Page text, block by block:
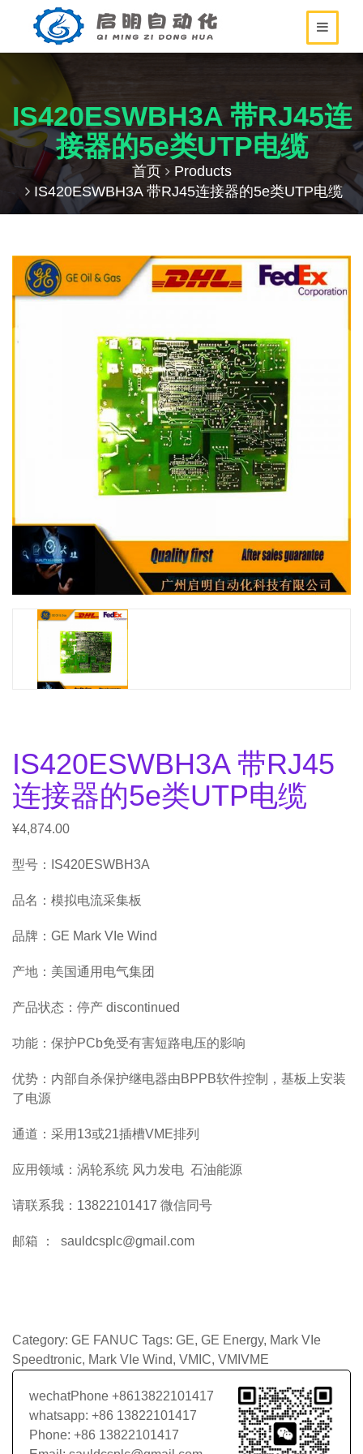
IS420ESWBH3A 带RJ45连
接器的5e类UTP电缆
首页
Products
IS420ESWBH3A 带RJ45连接器的5e类UTP电缆
IS420ESWBH3A 带RJ45
连接器的5e类UTP电缆
¥4,874.00
型号：IS420ESWBH3A
品名：模拟电流采集板
品牌：GE Mark VIe Wind
产地：美国通用电气集团
产品状态：停产 discontinued
功能：保护PCb免受有害短路电压的影响
优势：内部自杀保护继电器由BPPB软件控制，基板上安装
了电源
通道：采用13或21插槽VME排列
应用领域：涡轮系统 风力发电 石油能源
请联系我：13822101417 微信同号
邮箱 ： sauldcsplc@gmail.com
Category: GE FANUC Tags: GE, GE Energy, Mark VIe
Speedtronic, Mark VIe Wind, VMIC, VMIVME
wechatPhone +8613822101417
whatsapp: +86 13822101417
Phone: +86 13822101417